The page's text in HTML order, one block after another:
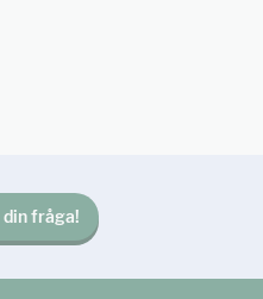
din fråga!